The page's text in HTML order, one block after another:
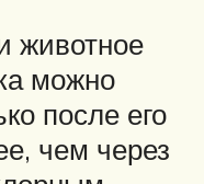
животное
можно
после его
чем через